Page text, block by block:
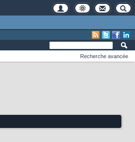
Recherche avancée